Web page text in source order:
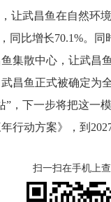
昌鱼在自然环境
同比增长70.1%。
集散中心，让武昌
鱼正式被确定为
，下一步将把这一
动方案》，到
扫一扫在手机上